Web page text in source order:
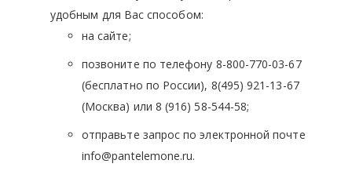
удобным для Вас способом:
на сайте;
позвоните по телефону 8-800-770-03-67
(бесплатно по России), 8(495) 921-13-67
(Москва) или 8 (916) 58-544-58;
отправьте запрос по электронной почте
info@pantelemone.ru.